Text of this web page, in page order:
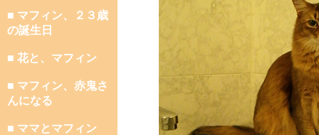
■ マフィン、２３歳
の誕生日
■ 花と、マフィン
■ マフィン、赤鬼さ
んになる
■ ママとマフィン